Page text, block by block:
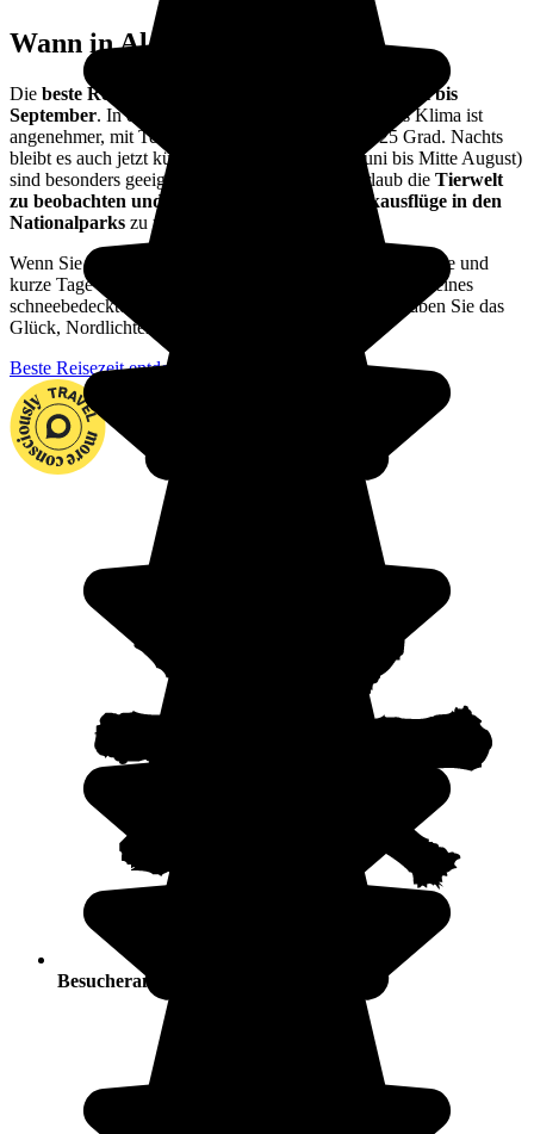
Wann in Alaska reisen?
Die beste Reisezeit für Alaska erstreckt sich von Mai bis
September. In dieser Zeit sind die Tage lang und das Klima ist
angenehmer, mit Temperaturen zwischen 10 und 25 Grad. Nachts
bleibt es auch jetzt kühl. Die Sommermonate (Juni bis Mitte August)
sind besonders geeignet, um in Ihrem Alaska Urlaub die Tierwelt
zu beobachten und Wanderungen oder Kajakausflüge in den
Nationalparks zu unternehmen.
Wenn Sie im Winter reisen, stellen Sie sich auf polare Kälte und
kurze Tage ein, aber auch leere Skipisten und die Magie eines
schneebedeckten Alaskas. Und wer weiß, vielleicht haben Sie das
Glück, Nordlichter zu sehen?
Beste Reisezeit entdecken
Besucherandrang